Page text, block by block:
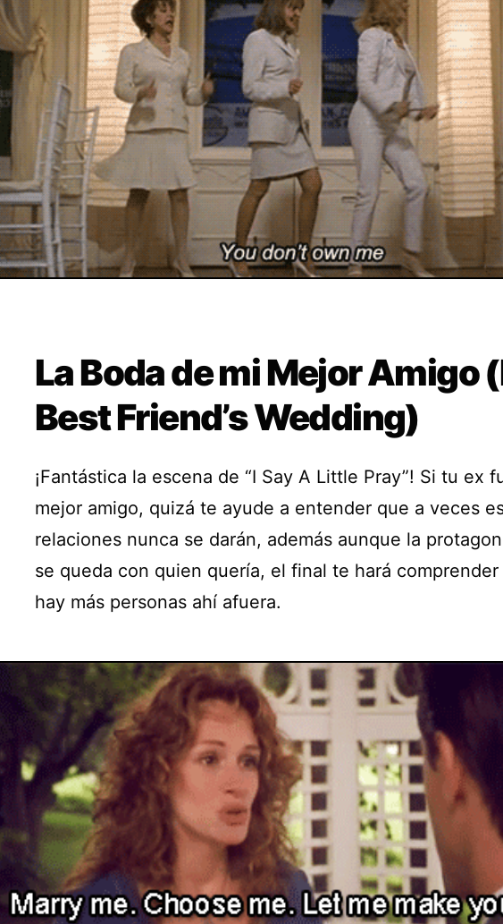
La Boda de mi Mejor Amigo
Best Friend’s Wedding)
¡Fantástica la escena de “I Say A Little Pray”! Si tu ex
mejor amigo, quizá te ayude a entender que a veces
relaciones nunca se darán, además aunque la
se queda con quien quería, el final te hará
hay más personas ahí afuera.